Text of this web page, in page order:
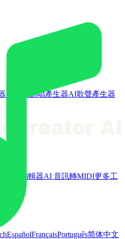
AI歌曲翻唱產生器AI歌聲產生器
MIDI編輯器AI 音訊轉MIDI更多工
EspañolFrançaisPortuguês简体中文